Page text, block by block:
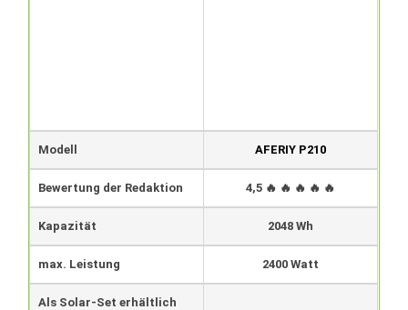
Modell AFERIY P210
Bewertung der Redaktion 4,5 🔥 🔥 🔥 🔥 🔥
Kapazität 2048 Wh
max. Leistung 2400 Watt
Als Solar-Set erhältlich